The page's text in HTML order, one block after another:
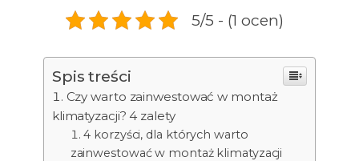
5/5 - (1 ocen)
Spis treści
Czy warto zainwestować w montaż
klimatyzacji? 4 zalety
4 korzyści, dla których warto
zainwestować w montaż klimatyzacji